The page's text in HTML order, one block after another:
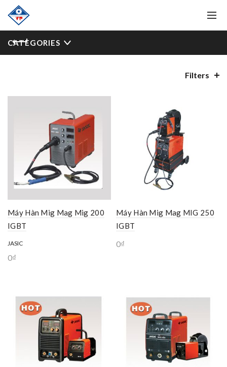
CATEGORIES
Filters
Máy Hàn Mig Mag Mig 200
IGBT
JASIC
0₫
Máy Hàn Mig Mag MIG 250
IGBT
0₫